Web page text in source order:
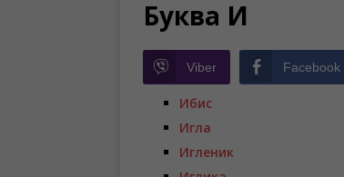
Буква И
Viber Facebook
Ибис
Игла
Игленик